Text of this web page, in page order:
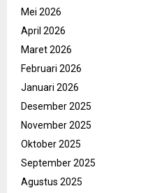
Mei 2026
April 2026
Maret 2026
Februari 2026
Januari 2026
Desember 2025
November 2025
Oktober 2025
September 2025
Agustus 2025